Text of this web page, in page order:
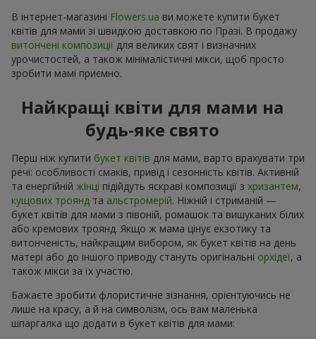
В інтернет-магазині Flowers.ua ви можете купити букет
квітів для мами зі швидкою доставкою по Празі. В продажу
витончені композиції для великих свят і визначних
урочистостей, а також мінімалістичні мікси, щоб просто
зробити мамі приємно.
Найкращі квіти для мами на
будь-яке свято
Перш ніж купити букет квітів для мами, варто врахувати три
речі: особливості смаків, привід і сезонність квітів. Активній
та енергійній жінці підійдуть яскраві композиції з хризантем,
кущових троянд та альстромерій. Ніжній і стриманій —
букет квітів для мами з півоній, ромашок та вишуканих білих
або кремових троянд. Якщо ж мама цінує екзотику та
витонченість, найкращим вибором, як букет квітів на день
матері або до іншого приводу стануть оригінальні орхідеї, а
також мікси за їх участю.
Бажаєте зробити флористичне зізнання, орієнтуючись не
лише на красу, а й на символізм, ось вам маленька
шпаргалка що додати в букет квітів для мами: